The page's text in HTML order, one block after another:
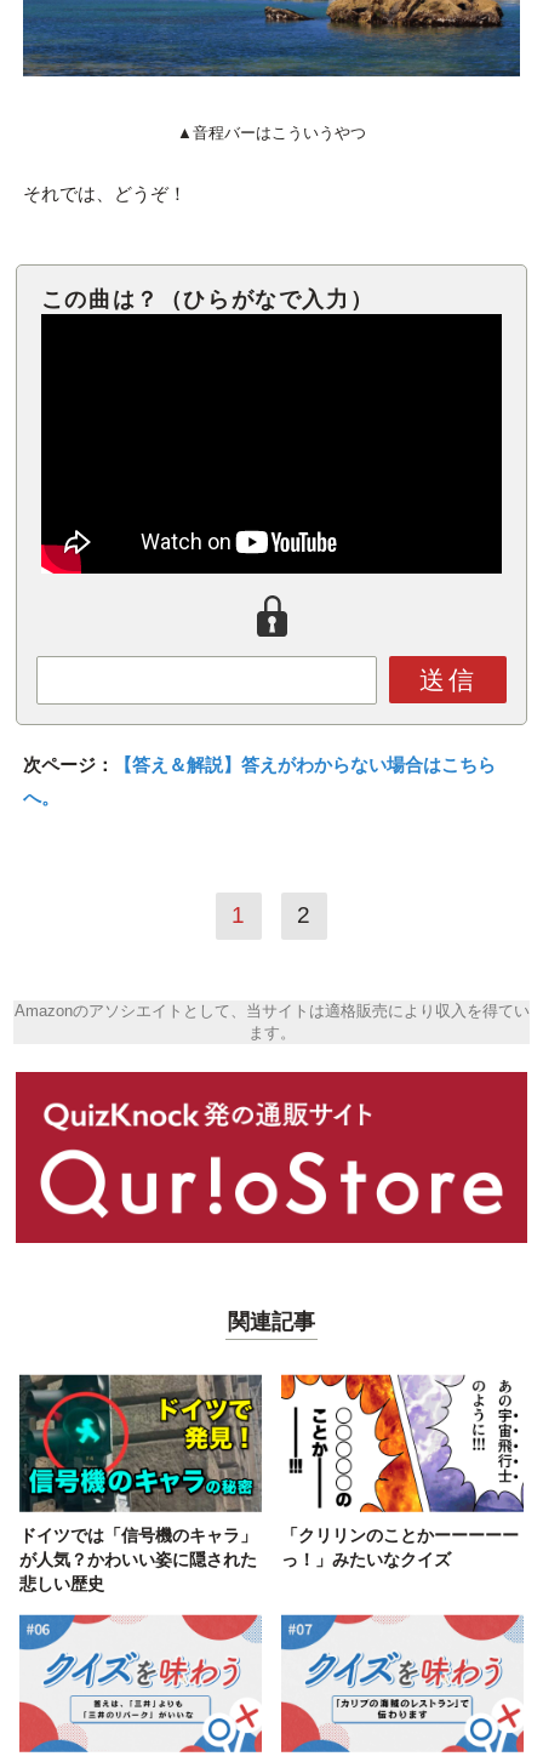
▲音程バーはこういうやつ
それでは、どうぞ！
送信
次ページ：
【答え＆解説】答えがわからない場合はこちら
へ。
1 2
Amazonのアソシエイトとして、当サイトは適格販売により収入を得てい
ます。
関連記事
ドイツでは「信号機のキャラ」
が人気？かわいい姿に隠された
悲しい歴史
「クリリンのことかーーーーー
っ！」みたいなクイズ